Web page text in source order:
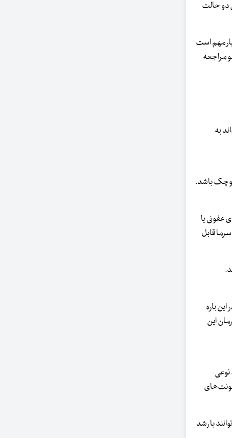
دو حالت
مهم است
مراجعه
به
باشد.
عفونی یا
قابل
باره
این
با رشد